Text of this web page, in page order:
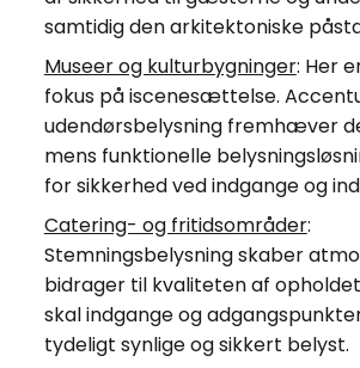
samtidig den arkitektoniske
Museer og kulturbygninger: Her
fokus på iscenesættelse.
udendørsbelysning fremhæver
mens funktionelle
for sikkerhed ved indgange og
Catering- og fritidsområder:
Stemningsbelysning skaber
bidrager til kvaliteten af
skal indgange og
tydeligt synlige og sikkert belyst.